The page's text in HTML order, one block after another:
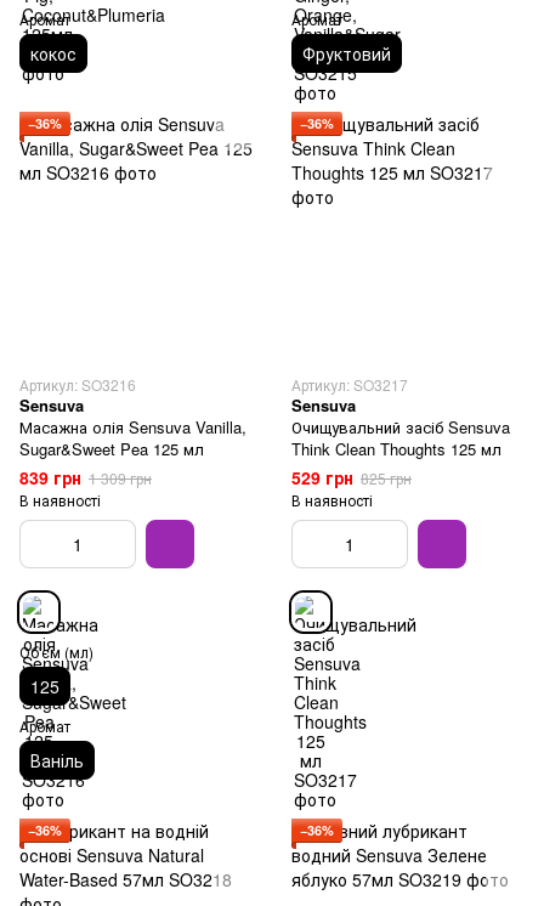
Аромат
кокос
Аромат
Фруктовий
−36%
Артикул: SO3216
Sensuva
Масажна олія Sensuva Vanilla,
Sugar&Sweet Pea 125 мл
839 грн 1 309 грн
В наявності
Об'єм (мл)
125
Аромат
Ваніль
−36%
Артикул: SO3217
Sensuva
Очищувальний засіб Sensuva
Think Clean Thoughts 125 мл
529 грн 825 грн
В наявності
−36% −36%